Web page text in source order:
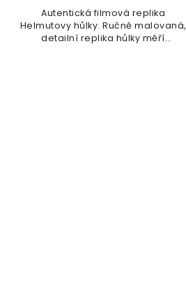
Autentická filmová replika
Helmutovy hůlky. Ručně malovaná,
detailní replika hůlky měří